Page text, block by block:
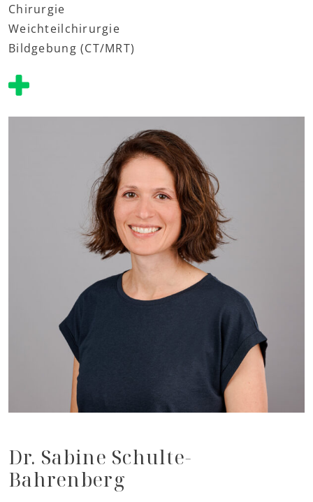
Chirurgie
Weichteilchirurgie
Bildgebung (CT/MRT)
Dr. Sabine Schulte-
Bahrenberg